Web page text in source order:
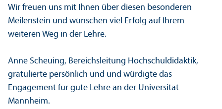
Wir freuen uns mit Ihnen über diesen besonderen
Meilenstein und wünschen viel Erfolg auf Ihrem
weiteren Weg in der Lehre.
Anne Scheuing, Bereichs­leitung Hochschul­didaktik,
gratulierte persönlich und und würdigte das
Engagement für gute Lehre an der Universität
Mannheim.